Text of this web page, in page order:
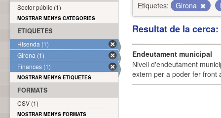
Etiquetes:
Girona
Resultat de la
Endeutament municipal
Nivell d'endeutament
extern per a poder fer front
Sector públic (1)
MOSTRAR MENYS CATEGORIES
ETIQUETES
Hisenda (1)
Girona (1)
Finances (1)
MOSTRAR MENYS ETIQUETES
FORMATS
CSV (1)
MOSTRAR MENYS FORMATS